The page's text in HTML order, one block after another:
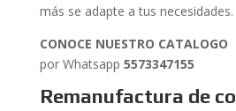
más se adapte a tus necesidades.
CONOCE NUESTRO CATALOGO
por Whatsapp 5573347155
Remanufactura de